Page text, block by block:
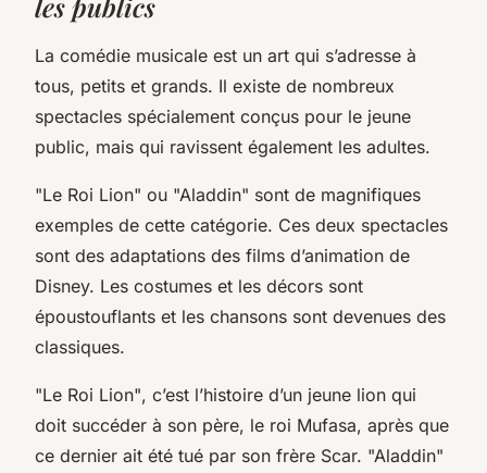
La comédie musicale est un art qui s’adresse à
tous, petits et grands. Il existe de nombreux
spectacles spécialement conçus pour le jeune
public, mais qui ravissent également les adultes.
"Le Roi Lion" ou "Aladdin" sont de magnifiques
exemples de cette catégorie. Ces deux spectacles
sont des adaptations des films d’animation de
Disney. Les costumes et les décors sont
époustouflants et les chansons sont devenues des
classiques.
"Le Roi Lion", c’est l’histoire d’un jeune lion qui
doit succéder à son père, le roi Mufasa, après que
ce dernier ait été tué par son frère Scar. "Aladdin"